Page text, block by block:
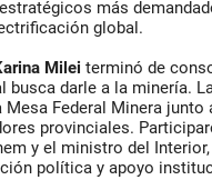
más
global.
Milei terminó de
busca darle a la minería.
Mesa Federal Minera
provinciales.
y el ministro del Interior,
política y apoyo